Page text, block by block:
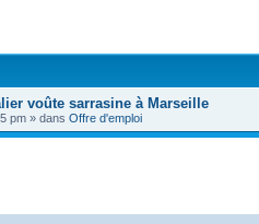
voûte sarrasine à Marseille
pm » dans Offre d'emploi